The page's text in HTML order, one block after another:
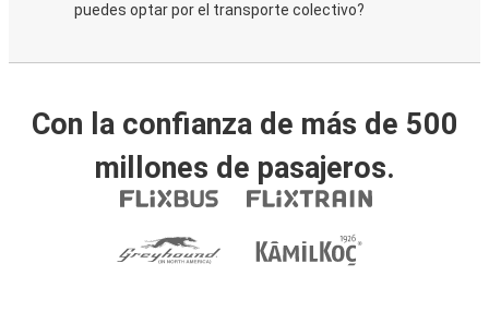
puedes optar por el transporte colectivo?
Con la confianza de más de 500
millones de pasajeros.